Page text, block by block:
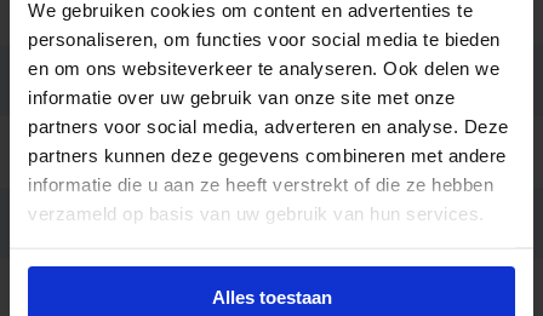
We gebruiken cookies om content en advertenties te
personaliseren, om functies voor social media te bieden
en om ons websiteverkeer te analyseren. Ook delen we
informatie over uw gebruik van onze site met onze
partners voor social media, adverteren en analyse. Deze
partners kunnen deze gegevens combineren met andere
informatie die u aan ze heeft verstrekt of die ze hebben
verzameld op basis van uw gebruik van hun services.
Alles toestaan
Aansluiting Insteekconnector
Merk LUG Light Factory
Garantie 5 jaar
Code LU123405
Dali dimbaar, Muursteun,